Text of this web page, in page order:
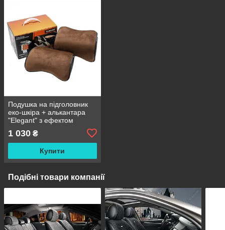
Подушка на підголовник
еко-шкіра + алькантара
"Elegant" з ефектом
(700 505)
1 030 ₴
Купити
Подібні товари компанії